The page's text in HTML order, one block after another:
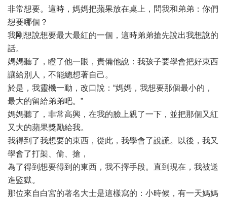
非常想要。這時，媽媽把蘋果放在桌上，問我和弟弟：你們
想要哪個？
我剛想說想要最大最紅的一個，這時弟弟搶先說出我想說的
話。
媽媽聽了，瞪了他一眼，責備他說：我孩子要學會把好東西
讓給別人，不能總想著自己。
於是，我靈機一動，改口說：“媽媽，我想要那個最小的，
最大的留給弟弟吧。”
媽媽聽了，非常高興，在我的臉上親了一下，並把那個又紅
又大的蘋果獎勵給我。
我得到了我想要的東西，從此，我學會了說謊。以後，我又
學會了打架、偷、搶，
為了得到想要得到的東西，我不擇手段。直到現在，我被送
進監獄。
那位來自白宮的著名大士是這樣寫的：小時候，有一天媽媽